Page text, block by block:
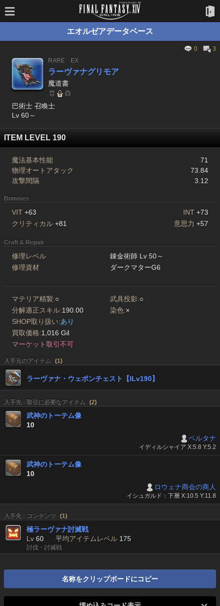
エオルゼアデータベース
0
3
RARE
EX
ラーヴァナグリモア
魔道書
巴術士 召喚士
Lv 60～
ITEM LEVEL 190
魔法基本性能
71
物理オートアタック
73.84
攻撃間隔
3.12
Bonuses
VIT +63 INT +73
クリティカル +81 意思力 +57
Craft & Repair
修理レベル
錬金術師 Lv 50～
修理資材
ダークマターG6
マテリア精製:○ 武具投影:○
分解適正スキル:190.00 染色:×
SHOP取り扱い:あり
買取価格:1,016 Gil
マーケット取引不可
入手元のアイテム (1)
ラーヴァナ・ウェポンチェスト【ILv190】
入手先 : 取引に必要なアイテム (2)
武神のトーテム像
10
ベルタナ
イディルシャイア X:5.8 Y:5.2
武神のトーテム像
10
ロウェナ商会の商人
イシュガルド：下層 X:10.5 Y:11.8
入手先 : コンテンツ (1)
極ラーヴァナ討滅戦
Lv 60 平均アイテムレベル 175
討伐・討滅戦
名称をクリップボードにコピー